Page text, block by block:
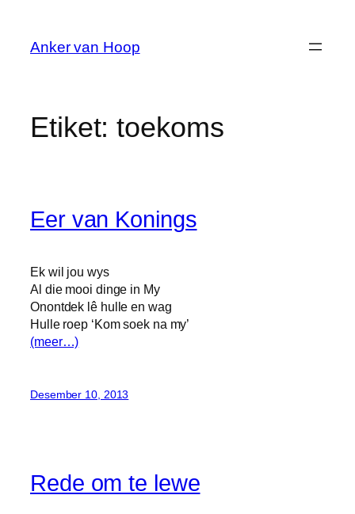
content
Anker van Hoop
Etiket:toekoms
Eer van Konings
Ek wil jou wys
Al die mooi dinge in My
Onontdek lê hulle en wag
Hulle roep ‘Kom soek na my’
(meer…)
Desember 10, 2013
Rede om te lewe